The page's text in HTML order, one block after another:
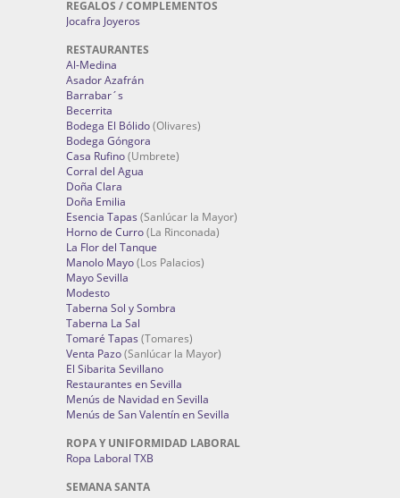
REGALOS / COMPLEMENTOS
Jocafra Joyeros
RESTAURANTES
Al-Medina
Asador Azafrán
Barrabar´s
Becerrita
Bodega El Bólido(Olivares)
Bodega Góngora
Casa Rufino(Umbrete)
Corral del Agua
Doña Clara
Doña Emilia
Esencia Tapas (Sanlúcar la Mayor)
Horno de Curro(La Rinconada)
La Flor del Tanque
Manolo Mayo(Los Palacios)
Mayo Sevilla
Modesto
Taberna Sol y Sombra
Taberna La Sal
Tomaré Tapas (Tomares)
Venta Pazo(Sanlúcar la Mayor)
El Sibarita Sevillano
Restaurantes en Sevilla
Menús de Navidad en Sevilla
Menús de San Valentín en Sevilla
ROPA Y UNIFORMIDAD LABORAL
Ropa Laboral TXB
SEMANA SANTA